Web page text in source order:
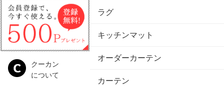
クーカン
について
ラグ
キッチンマット
オーダーカーテン
カーテン